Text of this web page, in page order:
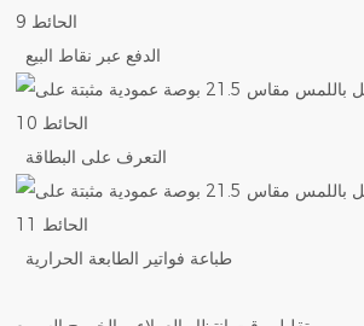
الدفع عبر نقاط البيع
التعرف على البطاقة